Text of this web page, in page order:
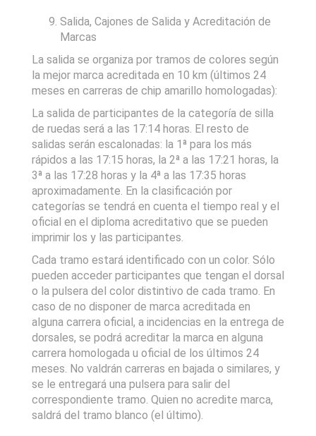
Salida, Cajones de Salida y Acreditación de
Marcas
La salida se organiza por tramos de colores según
la mejor marca acreditada en 10 km (últimos 24
meses en carreras de chip amarillo homologadas):
La salida de participantes de la categoría de silla
de ruedas será a las 17:14 horas. El resto de
salidas serán escalonadas: la 1ª para los más
rápidos a las 17:15 horas, la 2ª a las 17:21 horas, la
3ª a las 17:28 horas y la 4ª a las 17:35 horas
aproximadamente. En la clasificación por
categorías se tendrá en cuenta el tiempo real y el
oficial en el diploma acreditativo que se pueden
imprimir los y las participantes.
Cada tramo estará identificado con un color. Sólo
pueden acceder participantes que tengan el dorsal
o la pulsera del color distintivo de cada tramo. En
caso de no disponer de marca acreditada en
alguna carrera oficial, a incidencias en la entrega de
dorsales, se podrá acreditar la marca en alguna
carrera homologada u oficial de los últimos 24
meses. No valdrán carreras en bajada o similares, y
se le entregará una pulsera para salir del
correspondiente tramo. Quien no acredite marca,
saldrá del tramo blanco (el último).